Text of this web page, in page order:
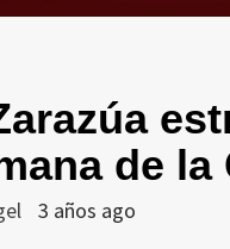
de la
3 años ago